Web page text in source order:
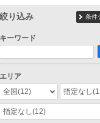
絞り込み 条件
キーワード
エリア
全国(12) 指定なし
指定なし(12)